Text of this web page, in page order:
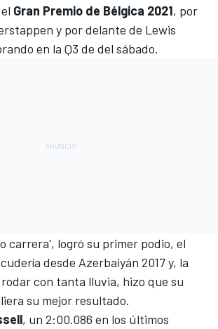
Gran Premio de Bélgica 2021, por
y por delante de Lewis
en la Q3 de del sábado.
carrera', logró su primer podio, el
desde Azerbaiyán 2017 y, la
con tanta lluvia, hizo que su
su mejor resultado.
, un 2:00.086 en los últimos